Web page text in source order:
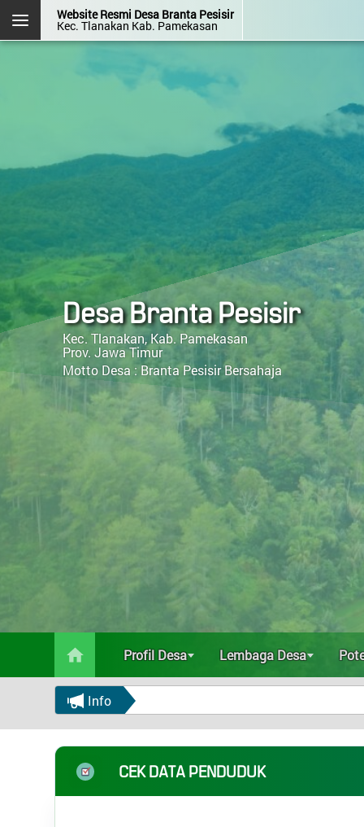
DESA BRANTA PESISIR
Prov. Jawa Timur
Layanan
Mandiri
Menu Kategori
Profil Desa
Lembaga Desa
Potensi Desa
Data Statistik
Website Resmi Desa Branta Pesisir
Kec. Tlanakan Kab. Pamekasan
Desa Branta Pesisir
Kec. Tlanakan, Kab. Pamekasan
Prov. Jawa Timur
Motto Desa : Branta Pesisir Bersahaja
Profil Desa Lembaga Desa
Info
CEK DATA PENDUDUK